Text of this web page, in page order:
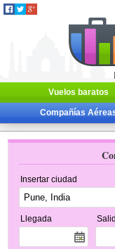
Vuelos baratos
Compañías
Insertar ciudad
Llegada